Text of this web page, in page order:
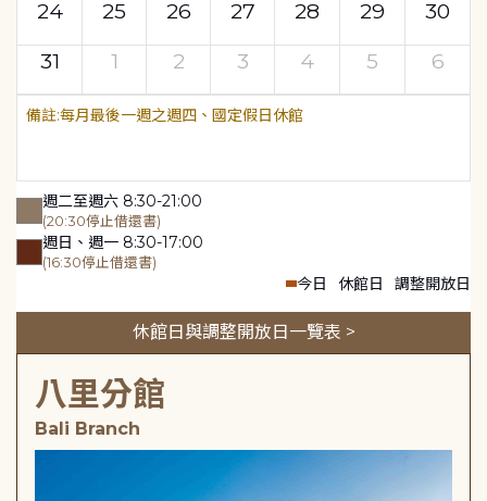
24
25 26 27 28 29
30
31
1 2 3 4 5 6
每月最後一週之週四、國定假日休館
週二至週六 8:30-21:00
(20:30停止借還書)
週日、週一 8:30-17:00
(16:30停止借還書)
今日 休館日 調整開放日
休館日與調整開放日一覽表 >
八里分館
Bali Branch